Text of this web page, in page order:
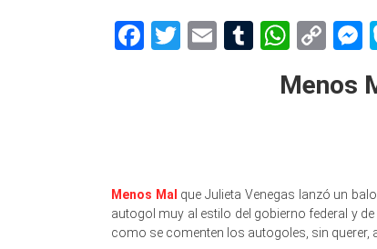
Facebook
Twitter
EmailTumblr
Menos
Menos Mal que Julieta Venegas lanzó un
autogol muy al estilo del gobierno federal y
como se comenten los autogoles, sin querer,